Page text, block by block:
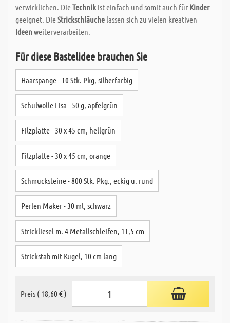
verwirklichen. DieTechnik ist einfach und somit auch für Kinder
geeignet. DieStrickschläuche lassen sich zu vielen kreativen
Ideenweiterverarbeiten.
Für diese Bastelidee brauchen Sie
Haarspange - 10 Stk. Pkg, silberfarbig
Schulwolle Lisa - 50 g, apfelgrün
Filzplatte - 30 x 45 cm, hellgrün
Filzplatte - 30 x 45 cm, orange
Schmucksteine - 800 Stk. Pkg., eckig u. rund
Perlen Maker - 30 ml, schwarz
Strickliesel m. 4 Metallschleifen, 11,5 cm
Strickstab mit Kugel, 10 cm lang
Preis ( 18,60 € )